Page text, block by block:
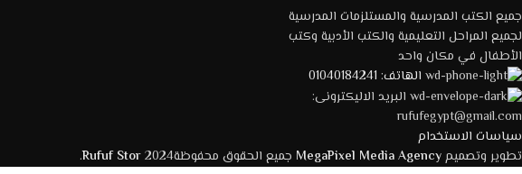
جميع الكتب المدرسية والمستلزمات المدرسية
لجميع المراحل التعليمية والكتب الأدبية وكتب
الأطفال في مكان واحد
الهاتف: 01040184241
البريد الاليكترونى:
rufufegypt@gmail.com
سياسات الاستخدام
تطوير وتصميمMegaPixel Media Agency جميع الحقوق محفوظة2024 Rufuf Stor
.